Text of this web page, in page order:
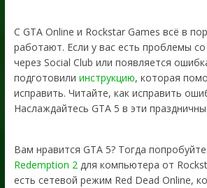
С GTA Online и Rockstar Games всё в
работают. Если у вас есть проблемы
через Social Club или появляется
подготовили инструкцию, которая
исправить. Читайте, как исправить
Наслаждайтесь GTA 5 в эти
Вам нравится GTA 5? Тогда попробуйте
Redemption 2для компьютера от
есть сетевой режим Red Dead Online,